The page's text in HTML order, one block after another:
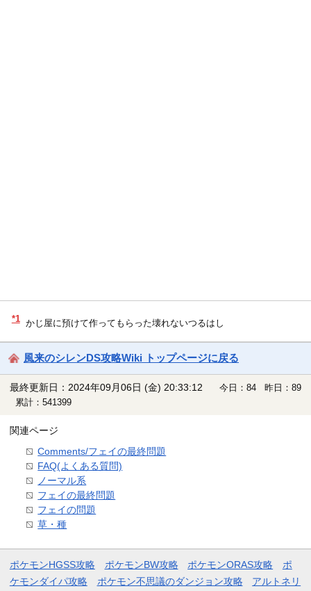
*1 かじ屋に預けて作ってもらった壊れないつるはし
風来のシレンDS攻略Wiki トップページに戻る
最終更新日：2024年09月06日 (金) 20:33:12
今日：84 昨日：89
累計：541399
関連ページ
Comments/フェイの最終問題
FAQ(よくある質問)
ノーマル系
フェイの最終問題
フェイの問題
草・種
ポケモンHGSS攻略 ポケモンBW攻略 ポケモンORAS攻略
ポ
ケモンダイパ攻略
ポケモン不思議のダンジョン攻略 アルトネリ